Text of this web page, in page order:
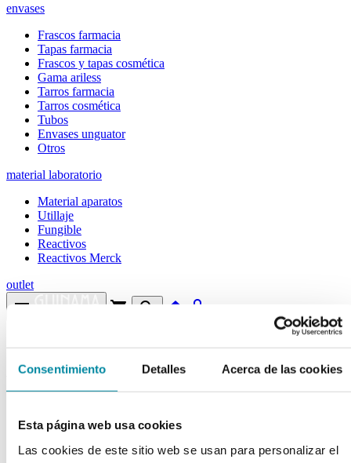
Consentimiento Detalles Acerca de las cookies
Esta página web usa cookies
Las cookies de este sitio web se usan para personalizar el
envases
Frascos farmacia
Tapas farmacia
Frascos y tapas cosmética
Gama ariless
Tarros farmacia
Tarros cosmética
Tubos
Envases unguator
Otros
material laboratorio
Material aparatos
Utillaje
Fungible
Reactivos
Reactivos Merck
outlet
menu shopping_cart search home lock
Actualmente se encuentra en:
arrow_back Ficha de producto